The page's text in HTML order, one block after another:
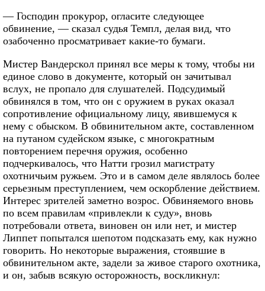
— Господин прокурор, огласите следующее
обвинение, — сказал судья Темпл, делая вид, что
озабоченно просматривает какие-то бумаги.
Мистер Вандерскол принял все меры к тому, чтобы ни
единое слово в документе, который он зачитывал
вслух, не пропало для слушателей. Подсудимый
обвинялся в том, что он с оружием в руках оказал
сопротивление официальному лицу, явившемуся к
нему с обыском. В обвинительном акте, составленном
на путаном судейском языке, с многократным
повторением перечня оружия, особенно
подчеркивалось, что Натти грозил магистрату
охотничьим ружьем. Это и в самом деле являлось более
серьезным преступлением, чем оскорбление действием.
Интерес зрителей заметно возрос. Обвиняемого вновь
по всем правилам «привлекли к суду», вновь
потребовали ответа, виновен он или нет, и мистер
Липпет попытался шепотом подсказать ему, как нужно
говорить. Но некоторые выражения, стоявшие в
обвинительном акте, задели за живое старого охотника,
и он, забыв всякую осторожность, воскликнул: